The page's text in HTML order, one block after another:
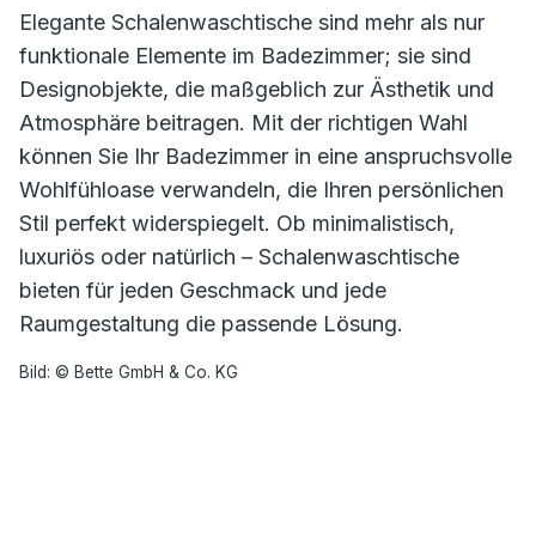
Elegante Schalenwaschtische sind mehr als nur
funktionale Elemente im Badezimmer; sie sind
Designobjekte, die maßgeblich zur Ästhetik und
Atmosphäre beitragen. Mit der richtigen Wahl
können Sie Ihr Badezimmer in eine anspruchsvolle
Wohlfühloase verwandeln, die Ihren persönlichen
Stil perfekt widerspiegelt. Ob minimalistisch,
luxuriös oder natürlich – Schalenwaschtische
bieten für jeden Geschmack und jede
Raumgestaltung die passende Lösung.
Bild: © Bette GmbH & Co. KG